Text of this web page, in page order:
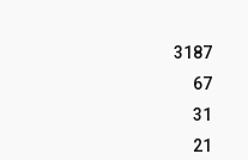
3187
67
31
21